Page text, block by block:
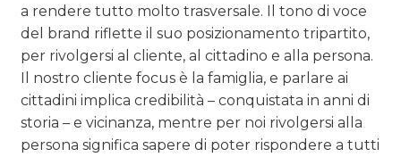
a rendere tutto molto trasversale. Il tono di voce
del brand riflette il suo posizionamento tripartito,
per rivolgersi al cliente, al cittadino e alla persona.
Il nostro cliente focus è la famiglia, e parlare ai
cittadini implica credibilità – conquistata in anni di
storia – e vicinanza, mentre per noi rivolgersi alla
persona significa sapere di poter rispondere a tutti